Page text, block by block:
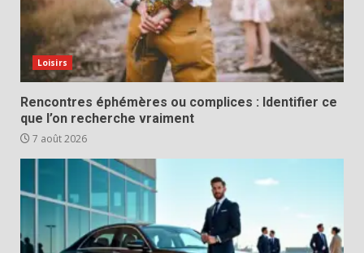
Loisirs
Rencontres éphémères ou complices : Identifier ce
que l’on recherche vraiment
7 août 2026